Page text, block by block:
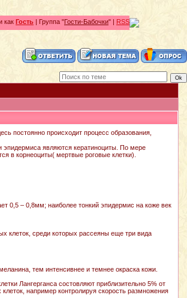
как Гость | Группа "Гости-Бабочки" | RSS
постоянно происходит процесс образования,
эпидермиса являются кератиноциты. По мере
в корнеоциты( мертвые роговые клетки).
0,5 – 0,8мм; наиболее тонкий эпидермис на коже век
клеток, среди которых рассеяны еще три вида
тем интенсивнее и темнее окраска кожи.
Лангерганса состовляют приблизительно 5% от
например контролируя скорость размножения